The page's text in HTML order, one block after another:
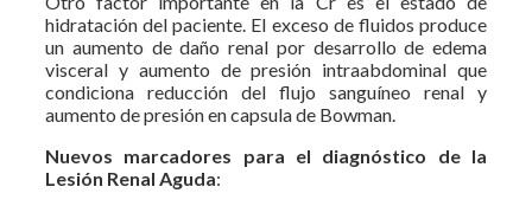
hidratación del paciente. El exceso de fluidos produce
un aumento de daño renal por desarrollo de edema
visceral y aumento de presión intraabdominal que
condiciona reducción del flujo sanguíneo renal y
aumento de presión en capsula de Bowman.
Nuevos marcadores para el diagnóstico de la
Lesión Renal Aguda: